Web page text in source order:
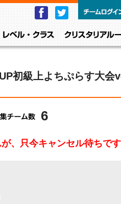
FacebookTwitter
方へ
一覧参加費 レベ
初級上よちぷらす大会
6
、只今キャンセル待ちです